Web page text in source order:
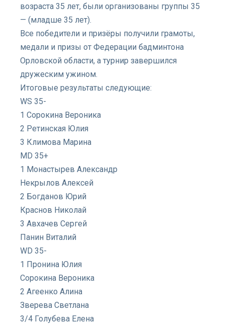
возраста 35 лет, были организованы группы 35
— (младше 35 лет).
Все победители и призёры получили грамоты,
медали и призы от Федерации бадминтона
Орловской области, а турнир завершился
дружеским ужином.
Итоговые результаты следующие:
WS 35-
1 Сорокина Вероника
2 Ретинская Юлия
3 Климова Марина
MD 35+
1 Монастырев Александр
Некрылов Алексей
2 Богданов Юрий
Краснов Николай
3 Авхачев Сергей
Панин Виталий
WD 35-
1 Пронина Юлия
Сорокина Вероника
2 Агеенко Алина
Зверева Светлана
3/4 Голубева Елена